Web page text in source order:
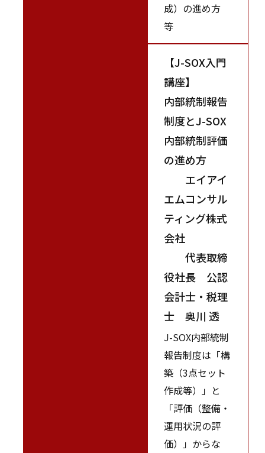
成）の進め方
等
【J-SOX入門
講座】
内部統制報告
制度とJ-SOX
内部統制評価
の進め方
エイアイ
エムコンサル
ティング株式
会社
代表取締
役社長 公認
会計士・税理
士 奥川 透
J-SOX内部統制
報告制度は「構
築（3点セット
作成等）」と
「評価（整備・
運用状況の評
価）」からな